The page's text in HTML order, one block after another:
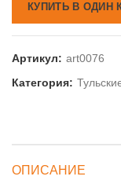
КУПИТЬ В ОДИН
Артикул: art0076
Категория:
ОПИСАНИЕ